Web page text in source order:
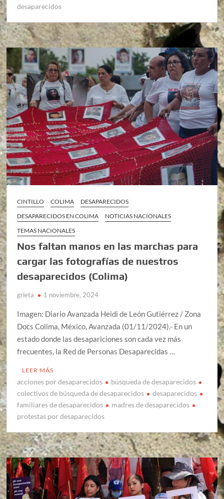
desaparecidos
CINTILLO COLIMA
DESAPARECIDOS
DESAPARECIDOS EN COLIMA
NOTICIAS NACIONALES
TEMAS NACIONALES
Nos faltan manos en las marchas para
cargar las fotografías de nuestros
desaparecidos (Colima)
grieta 1 noviembre, 2024
Imagen: Diario Avanzada Heidi de León Gutiérrez / Zona
Docs Colima, México, Avanzada (01/11/2024).- En un
estado donde las desapariciones son cada vez más
frecuentes, la Red de Personas Desaparecidas …
LEER MÁS
acciones por desaparecidos
búsqueda de desaparecidos
colectivos de búsqueda de desaparecidos
desaparecidos
familiares de desaparecidos
madres de desaparecidos
protestas por desaparecidos